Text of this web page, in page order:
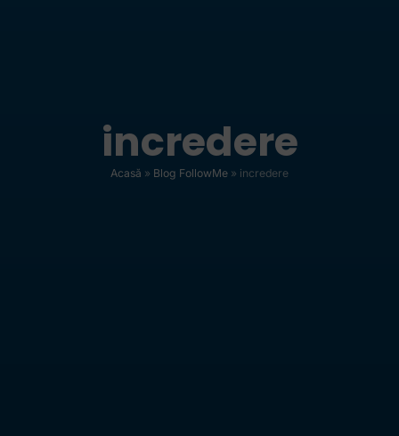
incredere
Acasă » Blog FollowMe » incredere